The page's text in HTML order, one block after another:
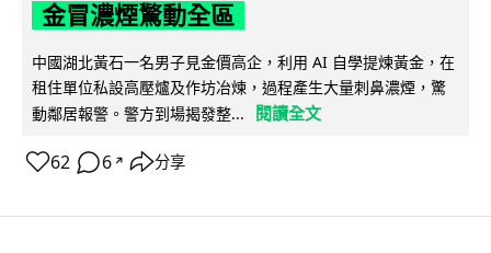
金冒濃煙驚動全區
中國湖北黃石一名男子見金價高企，利用 AI 自學提煉黃金，在
租住單位私設高壓爐及作坊冶煉，過程產生大量刺鼻濃煙，驚
動鄰居報警。警方到場揭發整...
閱讀全文
62 6 ↗ 分享